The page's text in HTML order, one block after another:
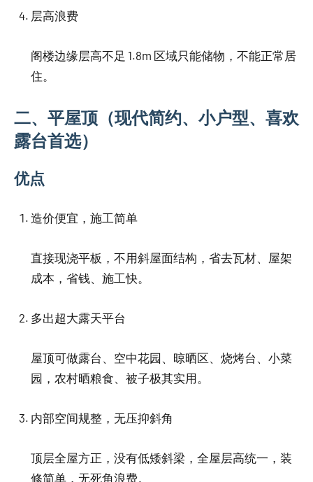
层高浪费
阁楼边缘层高不足 1.8m 区域只能储物，不能正常居
住。
二、平屋顶（现代简约、小户型、喜欢
露台首选）
优点
造价便宜，施工简单
直接现浇平板，不用斜屋面结构，省去瓦材、屋架
成本，省钱、施工快。
多出超大露天平台
屋顶可做露台、空中花园、晾晒区、烧烤台、小菜
园，农村晒粮食、被子极其实用。
内部空间规整，无压抑斜角
顶层全屋方正，没有低矮斜梁，全屋层高统一，装
修简单，无死角浪费。